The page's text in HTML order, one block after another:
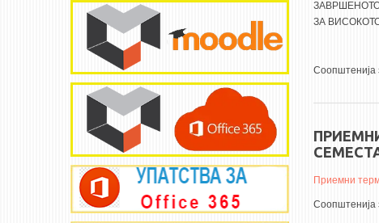
ЗА
Соопштенија
Приемни
Соопштенија